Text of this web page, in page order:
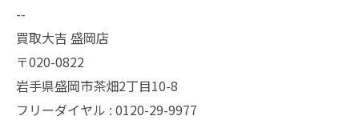
--
買取大吉 盛岡店
〒020-0822
岩手県盛岡市茶畑2丁目10-8
フリーダイヤル : 0120-29-9977